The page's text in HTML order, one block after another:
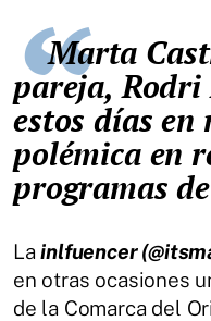
Marta Castro y su actual
pareja, Rodri
estos días en
polémica en
programas
Lainlfuencer
en otras ocasiones
de la Comarca del